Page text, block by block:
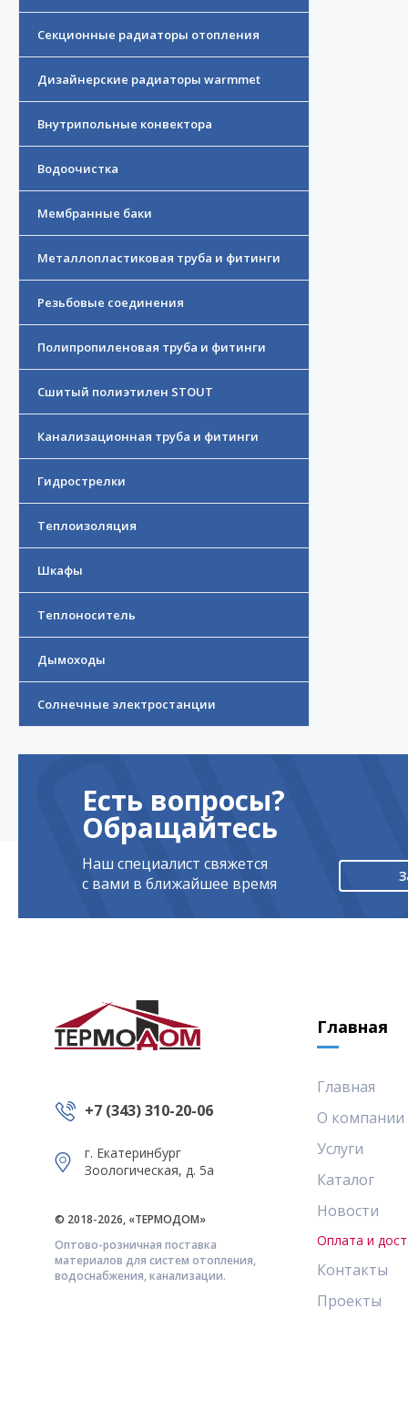
Секционные радиаторы отопления
Дизайнерские радиаторы warmmet
Внутрипольные конвектора
Водоочистка
Мембранные баки
Металлопластиковая труба и фитинги
Резьбовые соединения
Полипропиленовая труба и фитинги
Сшитый полиэтилен STOUT
Канализационная труба и фитинги
Гидрострелки
Теплоизоляция
Шкафы
Теплоноситель
Дымоходы
Солнечные электростанции
Есть вопросы?
Обращайтесь
Наш специалист свяжется
с вами в ближайшее время
Главная
+7 (343) 310-20-06
г. Екатеринбург
Зоологическая, д. 5а
© 2018-2026, «ТЕРМОДОМ»
Оптово-розничная поставка
материалов для систем отопления,
водоснабжения, канализации.
Главная
О компании
Услуги
Каталог
Новости
Оплата и
Контакты
Проекты